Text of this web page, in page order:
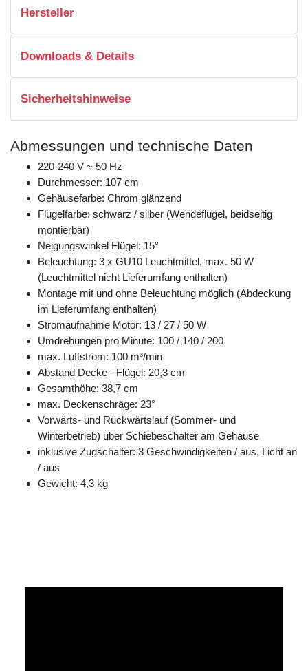
Hersteller
Downloads & Details
Sicherheitshinweise
Abmessungen und technische Daten
220-240 V ~ 50 Hz
Durchmesser: 107 cm
Gehäusefarbe: Chrom glänzend
Flügelfarbe: schwarz / silber (Wendeflügel, beidseitig
montierbar)
Neigungswinkel Flügel: 15°
Beleuchtung: 3 x GU10 Leuchtmittel, max. 50 W
(Leuchtmittel nicht Lieferumfang enthalten)
Montage mit und ohne Beleuchtung möglich (Abdeckung
im Lieferumfang enthalten)
Stromaufnahme Motor: 13 / 27 / 50 W
Umdrehungen pro Minute: 100 / 140 / 200
max. Luftstrom: 100 m³/min
Abstand Decke - Flügel: 20,3 cm
Gesamthöhe: 38,7 cm
max. Deckenschräge: 23°
Vorwärts- und Rückwärtslauf (Sommer- und
Winterbetrieb) über Schiebeschalter am Gehäuse
inklusive Zugschalter: 3 Geschwindigkeiten / aus, Licht an
/ aus
Gewicht: 4,3 kg